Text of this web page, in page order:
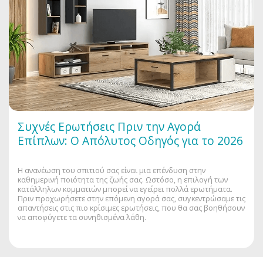
Συχνές Ερωτήσεις Πριν την Αγορά
Επίπλων: Ο Απόλυτος Οδηγός για το 2026
Η ανανέωση του σπιτιού σας είναι μια επένδυση στην
καθημερινή ποιότητα της ζωής σας. Ωστόσο, η επιλογή των
κατάλληλων κομματιών μπορεί να εγείρει πολλά ερωτήματα.
Πριν προχωρήσετε στην επόμενη αγορά σας, συγκεντρώσαμε τις
απαντήσεις στις πιο κρίσιμες ερωτήσεις, που θα σας βοηθήσουν
να αποφύγετε τα συνηθισμένα λάθη.